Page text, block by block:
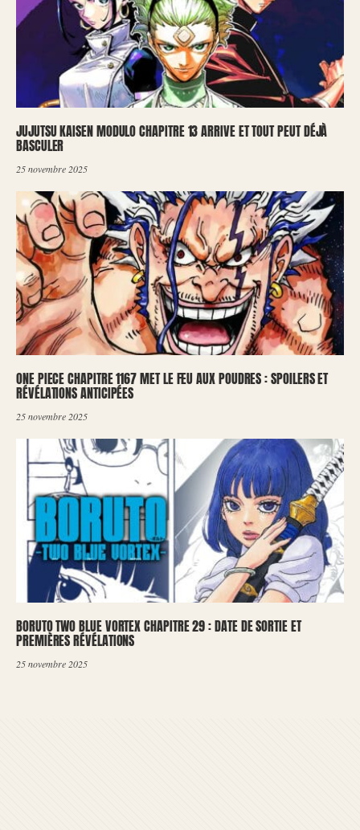
JUJUTSU KAISEN MODULO CHAPITRE 13 ARRIVE ET TOUT PEUT DÉJÀ
BASCULER
25 novembre 2025
ONE PIECE CHAPITRE 1167 MET LE FEU AUX POUDRES : SPOILERS ET
RÉVÉLATIONS ANTICIPÉES
25 novembre 2025
BORUTO TWO BLUE VORTEX CHAPITRE 29 : DATE DE SORTIE ET
PREMIÈRES RÉVÉLATIONS
25 novembre 2025